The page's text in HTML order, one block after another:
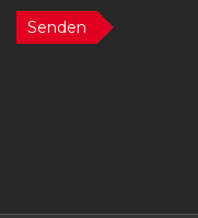
Senden